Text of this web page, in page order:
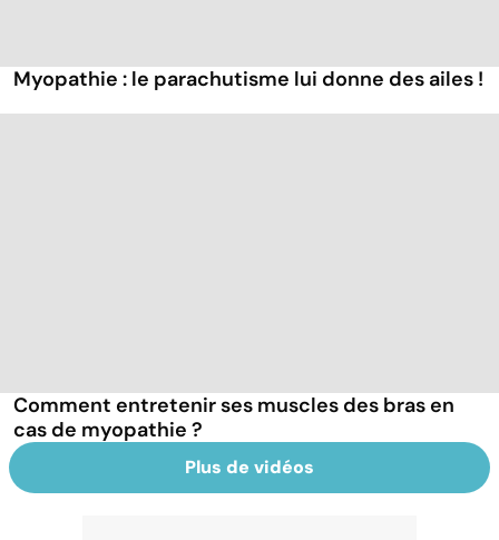
Myopathie : le parachutisme lui donne des ailes !
Comment entretenir ses muscles des bras en
cas de myopathie ?
Plus de vidéos